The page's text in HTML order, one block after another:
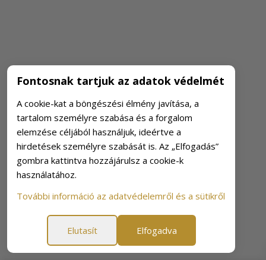
Fontosnak tartjuk az adatok védelmét
A cookie-kat a böngészési élmény javítása, a
tartalom személyre szabása és a forgalom
elemzése céljából használjuk, ideértve a
hirdetések személyre szabását is. Az „Elfogadás”
gombra kattintva hozzájárulsz a cookie-k
használatához.
További információ az adatvédelemről és a sütikről
Elutasít Elfogadva